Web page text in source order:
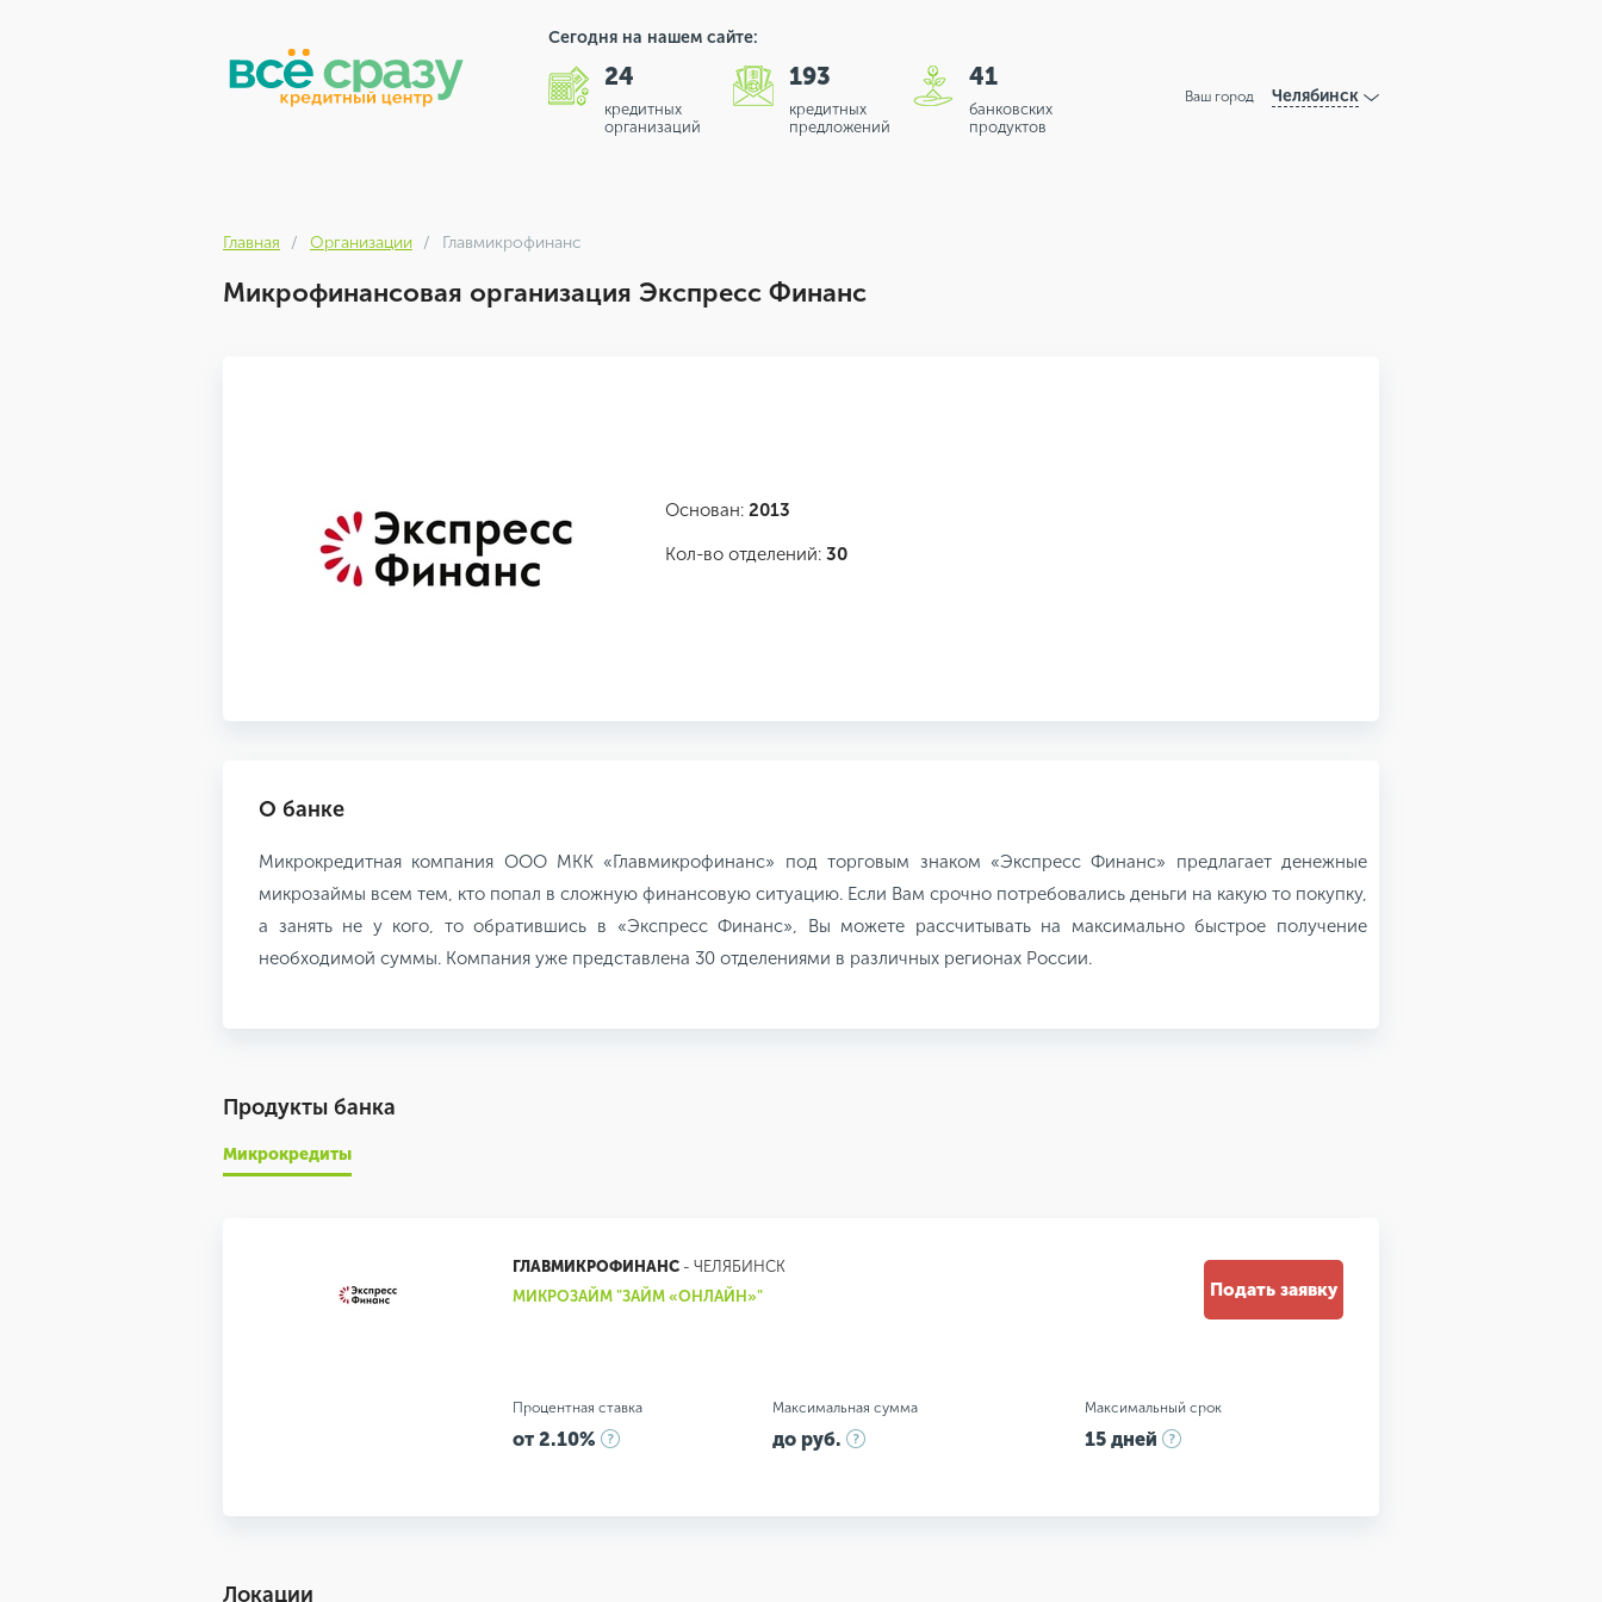
Сегодня на нашем сайте:
24
кредитных
организаций
193
кредитных
предложений
41
банковских
продуктов
Ваш город Челябинск
Главная Организации Главмикрофинанс
Микрофинансовая организация Экспресс Финанс
Основан: 2013
Кол-во отделений: 30
О банке
Микрокредитная компания ООО МКК «Главмикрофинанс» под торговым знаком «Экспресс Финанс» предлагает денежные
микрозаймы всем тем, кто попал в сложную финансовую ситуацию. Если Вам срочно потребовались деньги на какую то покупку,
а занять не у кого, то обратившись в «Экспресс Финанс», Вы можете рассчитывать на максимально быстрое получение
необходимой суммы. Компания уже представлена 30 отделениями в различных регионах России.
Продукты банка
Микрокредиты
ГЛАВМИКРОФИНАНС- ЧЕЛЯБИНСК
МИКРОЗАЙМ "ЗАЙМ «ОНЛАЙН»"
Процентная ставка
от 2.10%
Максимальная сумма
до руб.
Максимальный срок
15 дней
Подать заявку
Локации